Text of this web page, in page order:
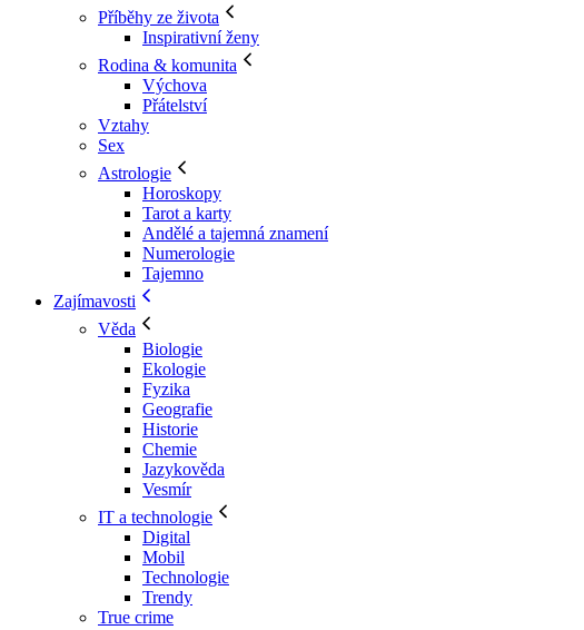
Příběhy ze života
Inspirativní ženy
Rodina & komunita
Výchova
Přátelství
Vztahy
Sex
Astrologie
Horoskopy
Tarot a karty
Andělé a tajemná znamení
Numerologie
Tajemno
Zajímavosti
Věda
Biologie
Ekologie
Fyzika
Geografie
Historie
Chemie
Jazykověda
Vesmír
IT a technologie
Digital
Mobil
Technologie
Trendy
True crime